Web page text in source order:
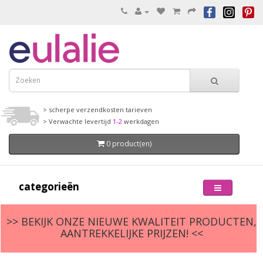
> scherpe verzendkosten tarieven
> Verwachte levertijd 1-2 werkdagen
0 product(en)
categorieën
>> BEKIJK ONZE NIEUWE KWALITEIT PRODUCTEN,
AANTREKKELIJKE PRIJZEN! <<